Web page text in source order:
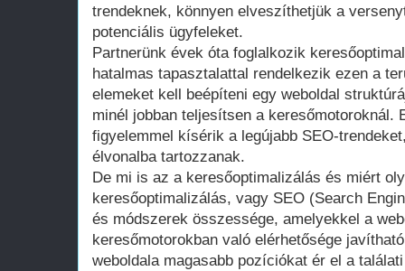
trendeknek, könnyen elveszíthetjük a
potenciális ügyfeleket.
Partnerünk évek óta foglalkozik
hatalmas tapasztalattal rendelkezik ezen a
elemeket kell beépíteni egy weboldal
minél jobban teljesítsen a keresőmotoroknál.
figyelemmel kísérik a legújabb SEO-
élvonalba tartozzanak.
De mi is az a keresőoptimalizálás és miért
keresőoptimalizálás, vagy SEO (Search
és módszerek összessége, amelyekkel a
keresőmotorokban való elérhetősége
weboldala magasabb pozíciókat ér el a